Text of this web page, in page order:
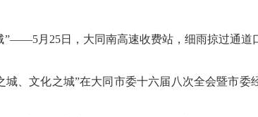
”——5月25日，大同南高速收费站，细雨掠过通
城、文化之城”在大同市委十六届八次全会暨市